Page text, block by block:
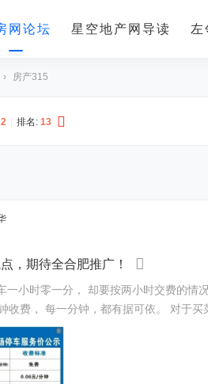
网论坛 星空地产网导读 左
› 房产315
排名: 13
，期待全合肥推广！
一小时零一分， 却要按两小时交费的